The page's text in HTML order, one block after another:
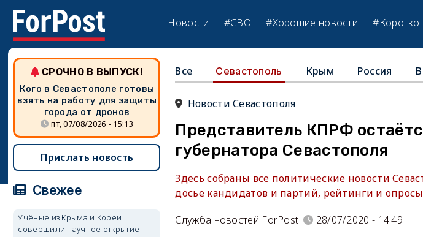
Новости #СВО #Хорошие новости #Коротко
Все Севастополь Крым Россия
Новости Севастополя
Представитель КПРФ
губернатора Севастополя
Здесь собраны все политические новости
досье кандидатов и партий, рейтинги и
Служба новостей ForPost
28/07/2020 - 14:49
СРОЧНО В ВЫПУСК!
Кого в Севастополе готовы
взять на работу для защиты
города от дронов
пт, 07/08/2026 - 15:13
Прислать новость
Свежее
Учёные из Крыма и Кореи
совершили научное открытие